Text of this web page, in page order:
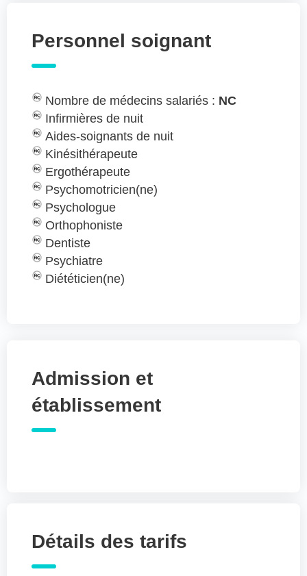
Personnel soignant
Nombre de médecins salariés : NC
Infirmières de nuit
Aides-soignants de nuit
Kinésithérapeute
Ergothérapeute
Psychomotricien(ne)
Psychologue
Orthophoniste
Dentiste
Psychiatre
Diététicien(ne)
Admission et
établissement
Détails des tarifs